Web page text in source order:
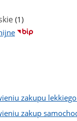
liczba
podstron
(1)
zakupu
zakup